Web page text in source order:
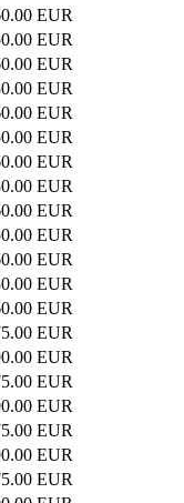
EUR
EUR
EUR
EUR
EUR
EUR
EUR
EUR
EUR
EUR
EUR
EUR
EUR
EUR
EUR
EUR
EUR
EUR
EUR
EUR